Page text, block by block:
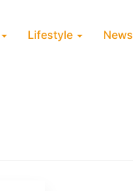
Lifestyle News